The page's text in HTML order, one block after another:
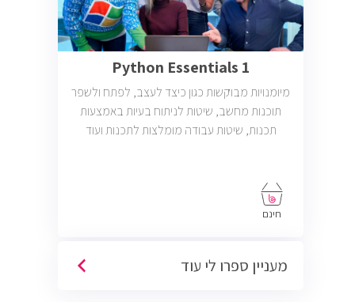
Python Essentials 1
מיומנויות מבוקשות כגון כיצד לעצב, לפתח ולשפר
תוכנות מחשב, שיטות לניתוח בעיות באמצעות
תכנות, שיטות עבודה מומלצות לתכנות ועוד
חינם
מעניין ספרו לי עוד